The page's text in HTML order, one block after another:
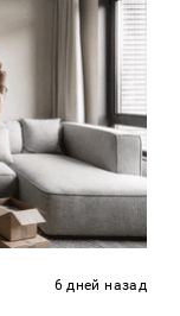
6 дней назад